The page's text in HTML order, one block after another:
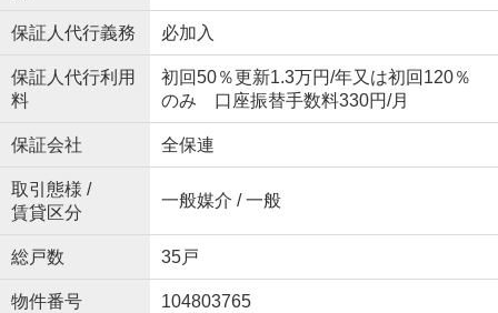
保証人代行義務 必加入
保証人代行利用
料
初回50％更新1.3万円/年又は初回120％
のみ 口座振替手数料330円/月
保証会社 全保連
取引態様 /
賃貸区分
一般媒介 / 一般
総戸数 35戸
物件番号 104803765